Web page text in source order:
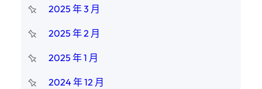
2025 年 3 月
2025 年 2 月
2025 年 1 月
2024 年 12 月